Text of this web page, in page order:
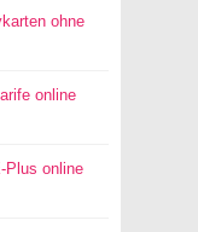
ohne
online
Plus online